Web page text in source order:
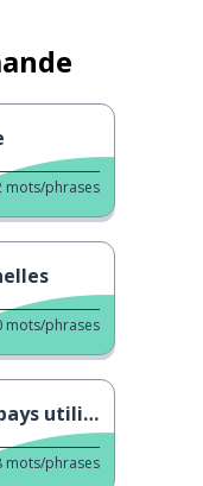
mots/phrases
mots/phrases
ils "vos" ?
mots/phrases